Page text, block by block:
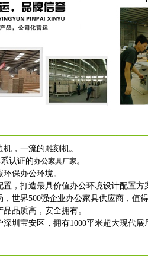
，一流的雕刻机。
认证的办公家具厂家。
保办公环境。
，打造最具价值办公环境设计配置方
世界500强企业办公家具供应商，值得
品质高，安全拥有。
圳宝安区，拥有1000平米超大现代展